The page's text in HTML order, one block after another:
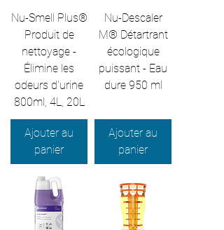
Nu-Smell Plus®
Produit de
nettoyage -
Élimine les
odeurs d'urine
800ml, 4L, 20L
Ajouter au
panier
Nu-Descaler
M® Détartrant
écologique
puissant - Eau
dure 950 ml
Ajouter au
panier